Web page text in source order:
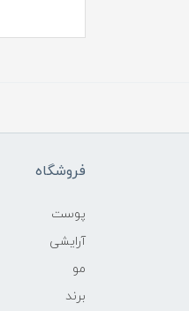
فروشگاه
پوست
آرایشی
مو
برند